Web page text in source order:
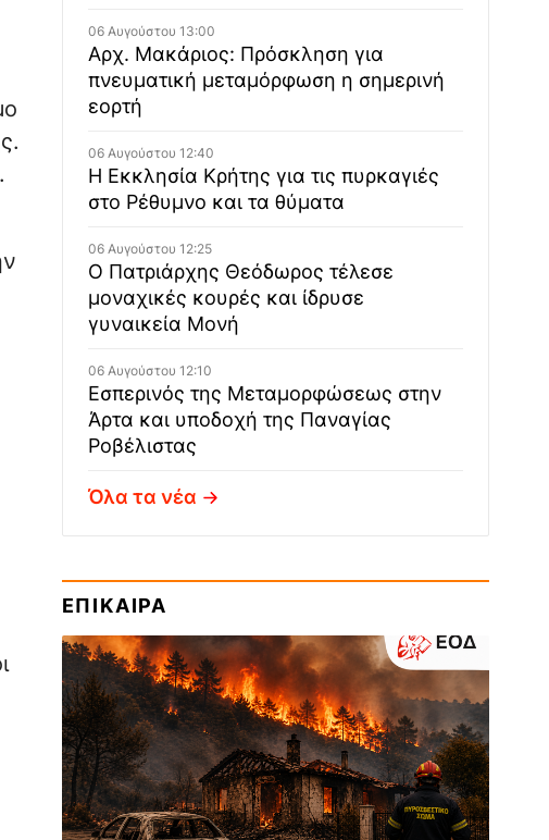
06 Αυγούστου 13:00
Αρχ. Μακάριος: Πρόσκληση για
πνευματική μεταμόρφωση η σημερινή
εορτή
06 Αυγούστου 12:40
Η Εκκλησία Κρήτης για τις πυρκαγιές
στο Ρέθυμνο και τα θύματα
06 Αυγούστου 12:25
Ο Πατριάρχης Θεόδωρος τέλεσε
μοναχικές κουρές και ίδρυσε
γυναικεία Μονή
06 Αυγούστου 12:10
Εσπερινός της Μεταμορφώσεως στην
Άρτα και υποδοχή της Παναγίας
Ροβέλιστας
Όλα τα νέα
ΕΠΙΚΑΙΡΑ